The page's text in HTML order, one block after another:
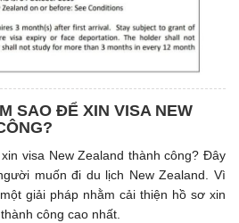
SAO ĐỂ XIN VISA NEW
visa New Zealand thành công? Đây
muốn đi du lịch New Zealand. Vì
giải pháp nhằm cải thiện hồ sơ xin
công cao nhất.